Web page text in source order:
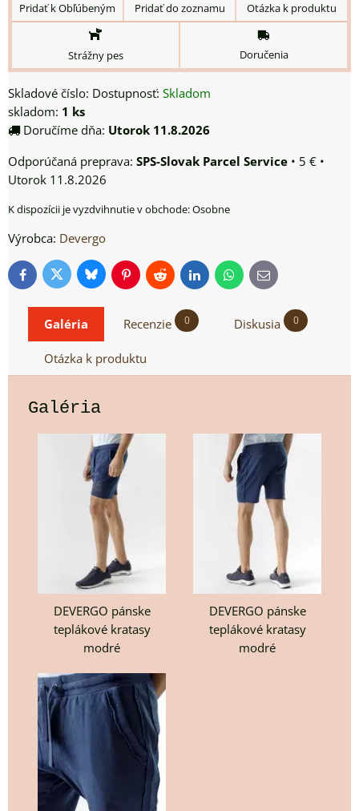
Pridať k Obľúbeným Pridať do zoznamu Otázka k produktu
Strážny pes Doručenia
Skladové číslo: Dostupnosť: Skladom
skladom: 1 ks
Doručíme dňa: Utorok 11.8.2026
SPS-Slovak Parcel Service • 5 € •
Utorok 11.8.2026
Osobne
Výrobca: Devergo
FacebookTwitterBlueskyPinterestReddit LinkedInWhatsApp
E-
mail
Galéria Recenzie 0 Diskusia 0
Otázka k produktu
Galéria
DEVERGO pánske
teplákové kratasy
modré
DEVERGO pánske
teplákové kratasy
modré